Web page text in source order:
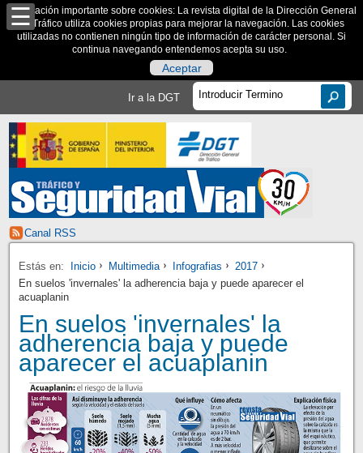
Información importante sobre cookies: La revista digital de la Dirección General
de Tráfico utiliza cookies propias para mejorar la navegación. Las cookies
utilizadas no contienen ningún tipo de información de carácter personal. Si
continua navegando entendemos acepta su uso.
Aceptar
Ir a la DGT
Canal RSS
Estás en: Inicio Multimedia Infografias
2017
En suelos 'invernales' la adherencia baja y puede aparecer el
acuaplanin
En suelos 'invernales' la
adherencia baja y puede
aparecer el acuaplanin